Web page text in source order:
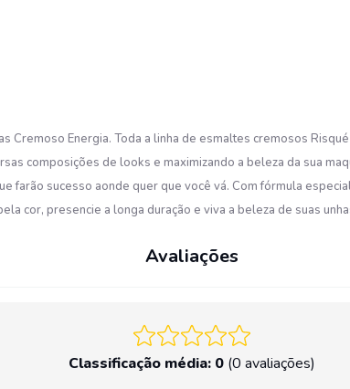
Cremoso Energia. Toda a linha de esmaltes cremosos
composições de looks e maximizando a beleza da sua
farão sucesso aonde quer que você vá. Com fórmula
cor, presencie a longa duração e viva a beleza de suas
Avaliações
Classificação média: 0 (0 avaliações)